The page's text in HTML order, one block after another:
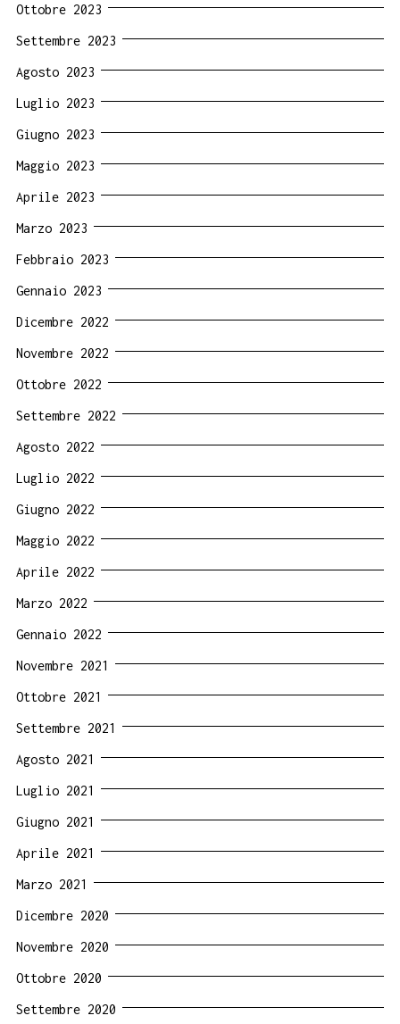
Ottobre 2023
Settembre 2023
Agosto 2023
Luglio 2023
Giugno 2023
Maggio 2023
Aprile 2023
Marzo 2023
Febbraio 2023
Gennaio 2023
Dicembre 2022
Novembre 2022
Ottobre 2022
Settembre 2022
Agosto 2022
Luglio 2022
Giugno 2022
Maggio 2022
Aprile 2022
Marzo 2022
Gennaio 2022
Novembre 2021
Ottobre 2021
Settembre 2021
Agosto 2021
Luglio 2021
Giugno 2021
Aprile 2021
Marzo 2021
Dicembre 2020
Novembre 2020
Ottobre 2020
Settembre 2020